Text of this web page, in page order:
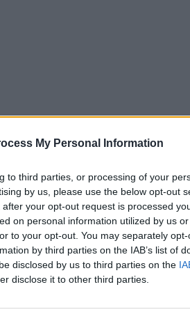
My Personal Information
to third parties, or processing of your
by us, please use the below opt-out
your opt-out request is processed
on personal information utilized by us
to your opt-out. You may separately
by third parties on the IAB’s list of
disclosed by us to third parties on the
disclose it to other third parties.
in
in 5
de